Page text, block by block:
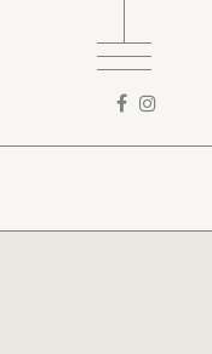
αναζήτησης